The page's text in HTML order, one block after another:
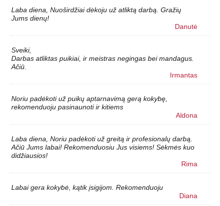
Laba diena, Nuoširdžiai dėkoju už atliktą darbą. Gražių
Jums dienų!
Danutė
Sveiki,
Darbas atliktas puikiai, ir meistras negingas bei mandagus.
Ačiū.
Irmantas
Noriu padėkoti už puikų aptarnavimą gerą kokybę,
rekomenduoju pasinaunoti ir kitiems
Aldona
Laba diena, Noriu padėkoti už greitą ir profesionalų darbą.
Ačiū Jums labai! Rekomenduosiu Jus visiems! Sėkmės kuo
didžiausios!
Rima
Labai gera kokybė, kątik įsigijom. Rekomenduoju
Diana